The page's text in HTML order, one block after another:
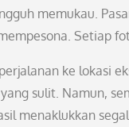
memukau.
Setiap
ke lokasi
sulit. Namun,
menaklukkan